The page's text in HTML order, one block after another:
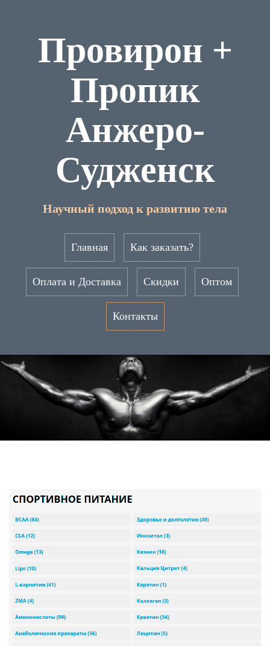
Провирон +
Пропик
Анжеро-
Судженск
Научный подход к развитию тела
Главная Как заказать?
Оплата и Доставка Скидки Оптом
Контакты